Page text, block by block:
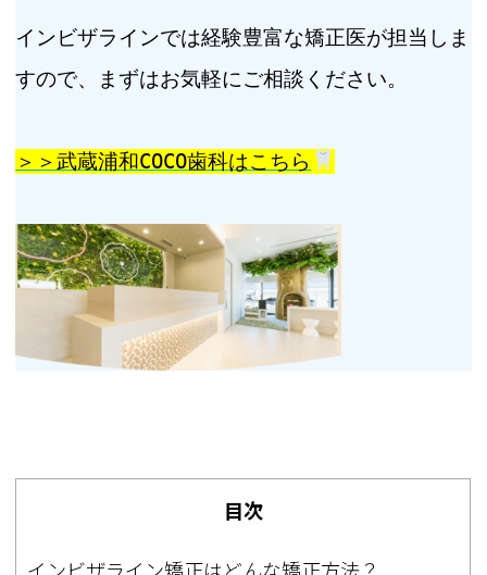
インビザラインでは経験豊富な矯正医が担当しま
すので、まずはお気軽にご相談ください。
＞＞武蔵浦和COCO歯科はこちら
目次
インビザライン矯正はどんな矯正方法？